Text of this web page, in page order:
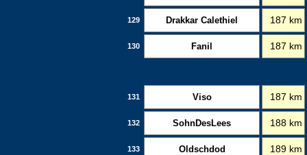
129 Drakkar Calethiel 187 km
130 Fanil 187 km
131 Viso 187 km
132 SohnDesLees 188 km
133 Oldschdod 189 km